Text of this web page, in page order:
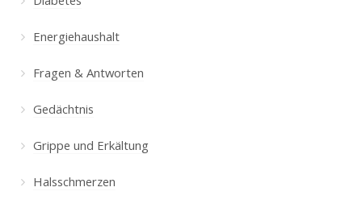
Energiehaushalt
Fragen & Antworten
Gedächtnis
Grippe und Erkältung
Halsschmerzen